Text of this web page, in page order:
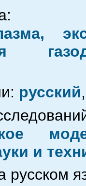
русский,
и
русском